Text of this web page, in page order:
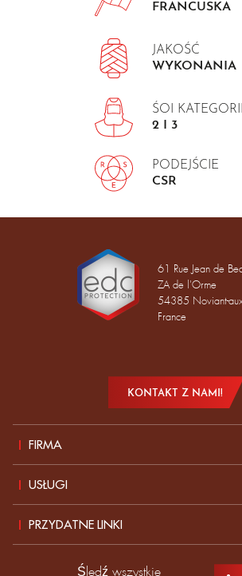
FRANCUSKA
JAKOŚĆ
WYKONANIA
ŚOI KATEGORII
2 I 3
PODEJŚCIE
CSR
61 Rue Jean de
ZA de l'Orme
54385 Noviant-
France
KONTAKT Z NAMI!
FIRMA
Rozwój zrównoważony
USŁUGI
Normy dotyczące ŚOI
PRZYDATNE LINKI
Śledź wszystkie